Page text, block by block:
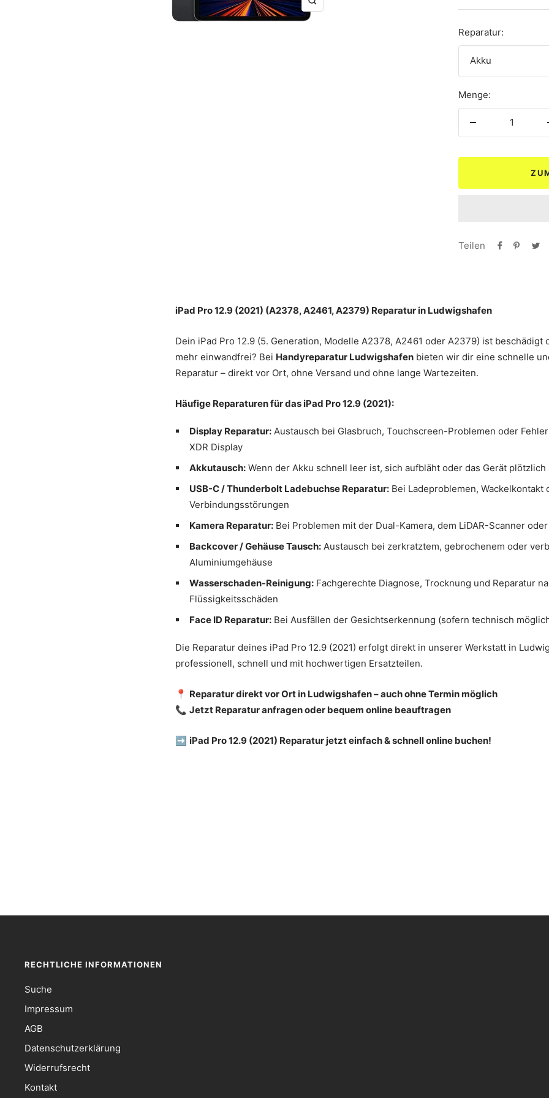
Zoom
Reparatur:
Akku
Menge:
Teilen
iPad Pro 12.9 (2021) (A2378, A2461, A2379) Reparatur in Ludwigshafen
Dein iPad Pro 12.9 (5. Generation, Modelle A2378, A2461 oder A2379) ist
mehr einwandfrei? Bei Handyreparatur Ludwigshafenbieten wir dir eine schnelle
Reparatur – direkt vor Ort, ohne Versand und ohne lange Wartezeiten.
Häufige Reparaturen für das iPad Pro 12.9 (2021):
Display Reparatur: Austausch bei Glasbruch, Touchscreen-Problemen oder
XDR Display
Akkutausch: Wenn der Akku schnell leer ist, sich aufbläht oder das Gerät plötzlich
USB-C / Thunderbolt Ladebuchse Reparatur: Bei Ladeproblemen, Wackelkontakt
Verbindungsstörungen
Kamera Reparatur: Bei Problemen mit der Dual-Kamera, dem LiDAR-Scanner
Backcover / Gehäuse Tausch: Austausch bei zerkratztem, gebrochenem oder
Aluminiumgehäuse
Wasserschaden-Reinigung: Fachgerechte Diagnose, Trocknung und Reparatur
Flüssigkeitsschäden
Face ID Reparatur: Bei Ausfällen der Gesichtserkennung (sofern technisch
Die Reparatur deines iPad Pro 12.9 (2021) erfolgt direkt in unserer Werkstatt in
professionell, schnell und mit hochwertigen Ersatzteilen.
📍 Reparatur direkt vor Ort in Ludwigshafen – auch ohne Termin möglich
📞 Jetzt Reparatur anfragen oder bequem online beauftragen
➡️ iPad Pro 12.9 (2021) Reparatur jetzt einfach & schnell online buchen!
RECHTLICHE INFORMATIONEN
Suche
Impressum
AGB
Datenschutzerklärung
Widerrufsrecht
Kontakt